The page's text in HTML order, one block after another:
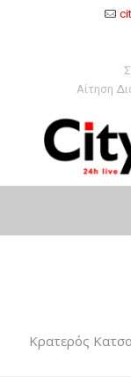
Αίτηση
Κρατερός